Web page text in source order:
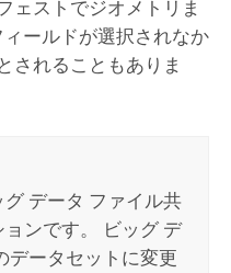
ェストでジオメトリま
ールドが選択されなか
されることもありま
データ ファイル共
ンです。 ビッグ デ
データセットに変更